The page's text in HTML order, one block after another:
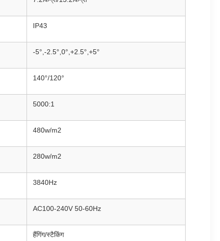
IP43
-5°,-2.5°,0°,+2.5°,+5°
140°/120°
5000:1
480w/m2
280w/m2
3840Hz
AC100-240V 50-60Hz
हैंगिंग/स्टैकिंग